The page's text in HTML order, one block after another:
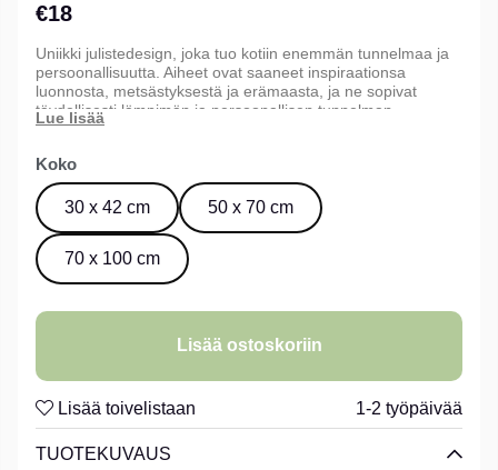
€18
Uniikki julistedesign, joka tuo kotiin enemmän tunnelmaa ja
persoonallisuutta. Aiheet ovat saaneet inspiraationsa
luonnosta, metsästyksestä ja erämaasta, ja ne sopivat
täydellisesti lämpimän ja persoonallisen tunnelman
luomiseen kotiin, mökille tai toimistoon. Saatavana kolmessa
Koko
30 x 42 cm 50 x 70 cm
70 x 100 cm
Lisää ostoskoriin
Lisää toivelistaan 1-2 työpäivää
TUOTEKUVAUS